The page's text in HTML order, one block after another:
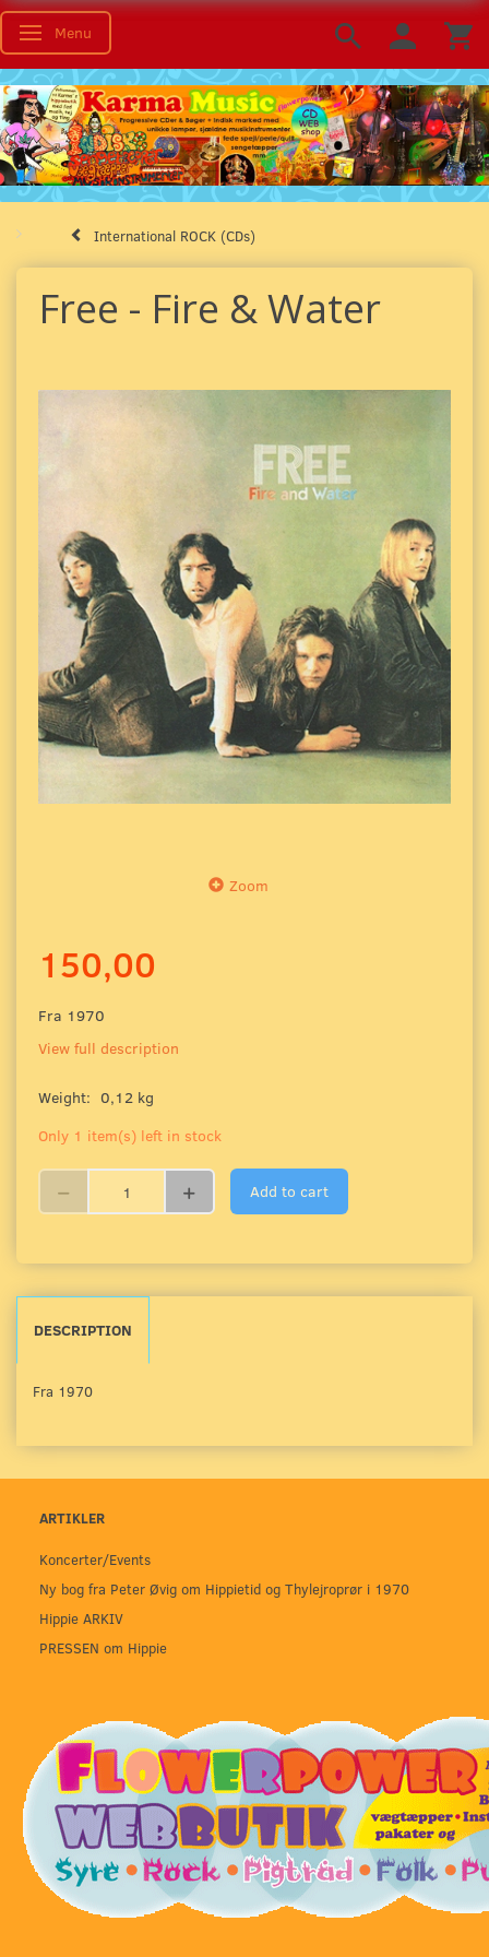
Toggle navigation
Menu
International ROCK (CDs)
Free - Fire & Water
Zoom
150,00
Fra 1970
View full description
Weight: 0,12 kg
Only 1 item(s) left in stock
Add to cart
DESCRIPTION
Fra 1970
ARTIKLER
Koncerter/Events
Ny bog fra Peter Øvig om Hippietid og Thylejroprør i 1970
Hippie ARKIV
PRESSEN om Hippie